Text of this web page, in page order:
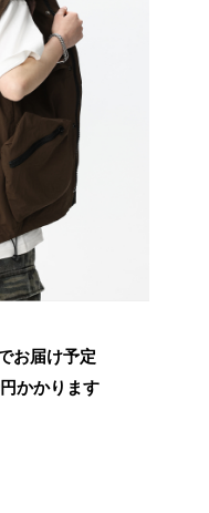
お届け予定
円かかります